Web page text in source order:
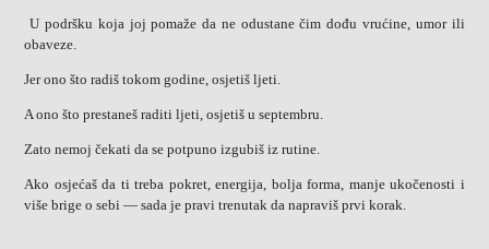
U podršku koja joj pomaže da ne odustane čim dođu vrućine, umor ili
obaveze.
Jer ono što radiš tokom godine, osjetiš ljeti.
A ono što prestaneš raditi ljeti, osjetiš u septembru.
Zato nemoj čekati da se potpuno izgubiš iz rutine.
Ako osjećaš da ti treba pokret, energija, bolja forma, manje ukočenosti i
više brige o sebi — sada je pravi trenutak da napraviš prvi korak.